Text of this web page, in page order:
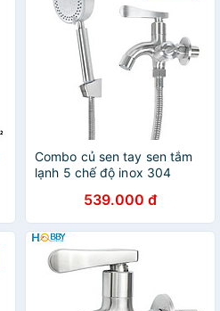
Combo củ sen tay sen tắm
lạnh 5 chế độ inox 304
539.000 đ